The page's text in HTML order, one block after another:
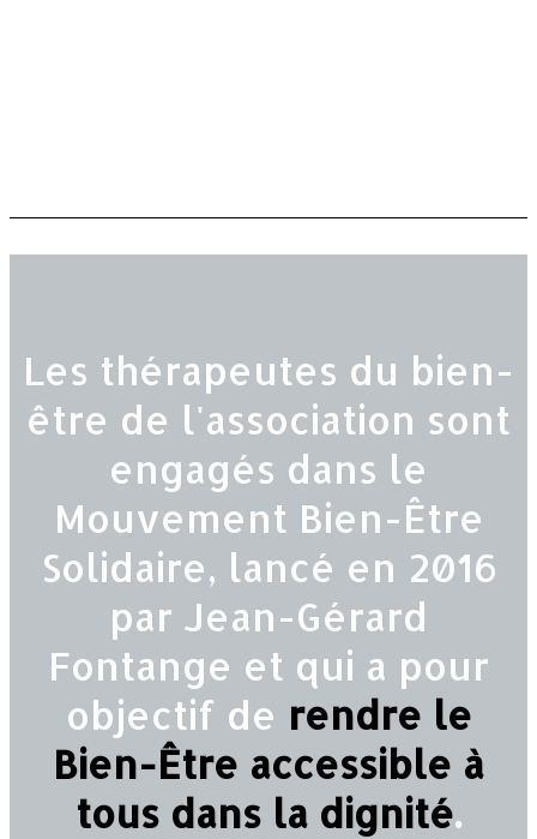
Les thérapeutes du bien-
être de l'association sont
engagés dans le
Mouvement Bien-Être
Solidaire, lancé en 2016
par Jean-Gérard
Fontange et qui a pour
objectif de rendre le
Bien-Être accessible à
tous dans la dignité.